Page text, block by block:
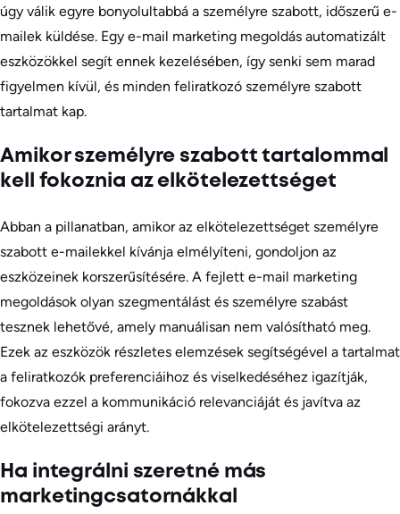
úgy válik egyre bonyolultabbá a személyre szabott, időszerű e-
mailek küldése. Egy e-mail marketing megoldás automatizált
eszközökkel segít ennek kezelésében, így senki sem marad
figyelmen kívül, és minden feliratkozó személyre szabott
tartalmat kap.
Amikor személyre szabott tartalommal
kell fokoznia az elkötelezettséget
Abban a pillanatban, amikor az elkötelezettséget személyre
szabott e-mailekkel kívánja elmélyíteni, gondoljon az
eszközeinek korszerűsítésére. A fejlett e-mail marketing
megoldások olyan szegmentálást és személyre szabást
tesznek lehetővé, amely manuálisan nem valósítható meg.
Ezek az eszközök részletes elemzések segítségével a tartalmat
a feliratkozók preferenciáihoz és viselkedéséhez igazítják,
fokozva ezzel a kommunikáció relevanciáját és javítva az
elkötelezettségi arányt.
Ha integrálni szeretné más
marketingcsatornákkal